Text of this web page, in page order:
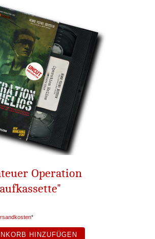
Operation
*
HINZUFÜGEN